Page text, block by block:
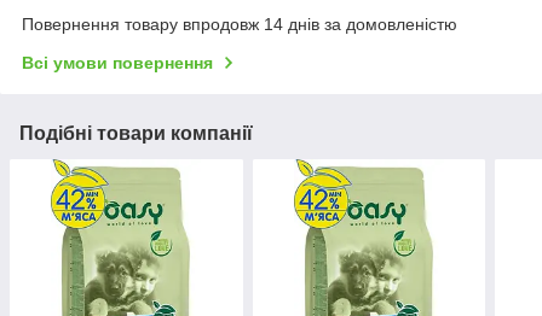
Повернення товару впродовж 14 днів за домовленістю
Всі умови повернення
Подібні товари компанії